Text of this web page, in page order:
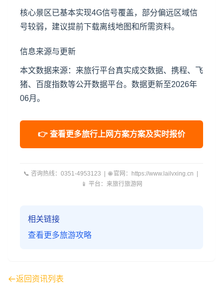
核心景区已基本实现4G信号覆盖，部分偏远区域信
号较弱，建议提前下载离线地图和所需资料。
信息来源与更新
本文数据来源：来旅行平台真实成交数据、携程、飞
猪、百度指数等公开数据平台。数据更新至2026年
06月。
👉 查看更多旅行上网方案方案及实时报价
📞 咨询热线：0351-4953123 | 🌐 官网：https://www.lailvxing.cn |
📱 平台：来旅行旅游网
相关链接
查看更多旅游攻略
返回资讯列表